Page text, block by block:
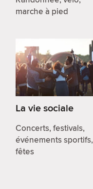
marche à pied
La vie sociale
Concerts, festivals,
événements sportifs,
fêtes